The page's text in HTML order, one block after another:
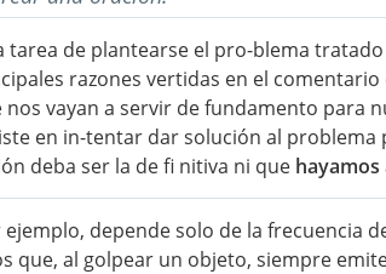
de plantearse el pro-blema
razones vertidas en el
nos vayan a servir de fundamento para
en in-tentar dar solución al problema
deba ser la de fi nitiva ni que hayamos
depende solo de la frecuencia
que, al golpear un objeto, siempre